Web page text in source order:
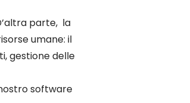
parte, la
umane: il
gestione delle
software